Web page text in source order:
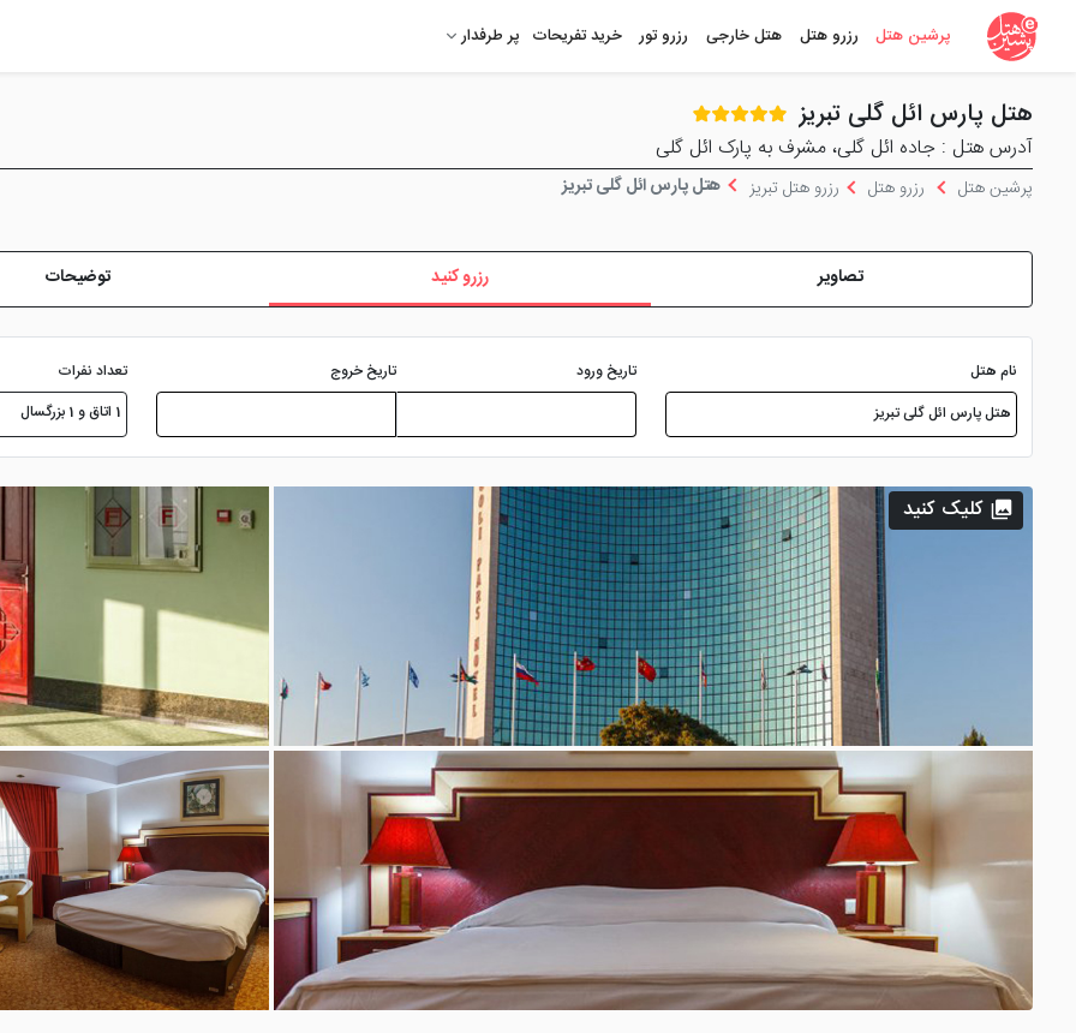
پرشین هتل رزرو هتل هتل خارجی رزرو تور خرید تفریحات پر طرفدار
هتل پارس ائل گلی تبریز
آدرس هتل : جاده ائل گلی، مشرف به پارک ائل گلی
پرشین هتل
رزرو هتل رزرو هتل تبریز هتل پارس ائل گلی تبریز
تصاویر رزرو کنید توضیحات
نام هتل تاریخ ورود تاریخ خروج
تعداد نفرات
1 اتاق و 1 بزرگسال
کلیک کنید